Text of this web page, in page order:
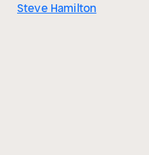
Steve Hamilton